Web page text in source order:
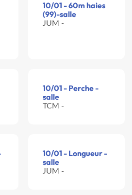
10/01 - 60m haies
(99)-salle
JUM -
10/01 - Perche -
salle
TCM -
10/01 - Longueur -
salle
JUM -